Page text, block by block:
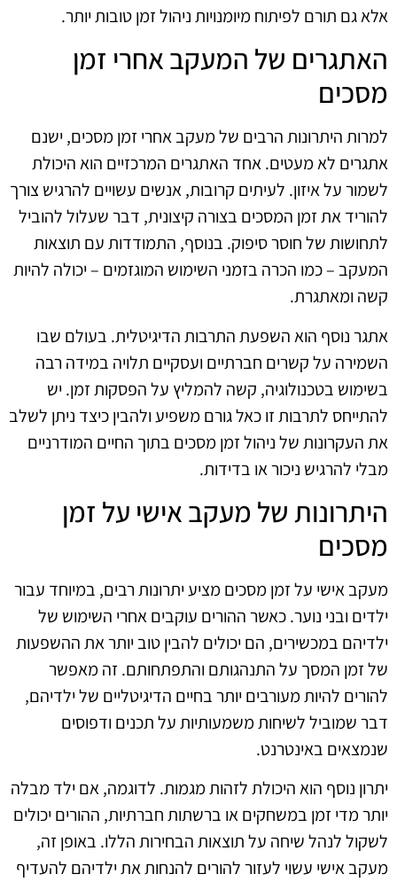
אלא גם תורם לפיתוח מיומנויות ניהול זמן טובות יותר.
האתגרים של המעקב אחרי זמן
מסכים
למרות היתרונות הרבים של מעקב אחרי זמן מסכים, ישנם
אתגרים לא מעטים. אחד האתגרים המרכזיים הוא היכולת
לשמור על איזון. לעיתים קרובות, אנשים עשויים להרגיש צורך
להוריד את זמן המסכים בצורה קיצונית, דבר שעלול להוביל
לתחושות של חוסר סיפוק. בנוסף, התמודדות עם תוצאות
המעקב – כמו הכרה בזמני השימוש המוגזמים – יכולה להיות
קשה ומאתגרת.
אתגר נוסף הוא השפעת התרבות הדיגיטלית. בעולם שבו
השמירה על קשרים חברתיים ועסקיים תלויה במידה רבה
בשימוש בטכנולוגיה, קשה להמליץ על הפסקות זמן. יש
להתייחס לתרבות זו כאל גורם משפיע ולהבין כיצד ניתן לשלב
את העקרונות של ניהול זמן מסכים בתוך החיים המודרניים
מבלי להרגיש ניכור או בדידות.
היתרונות של מעקב אישי על זמן
מסכים
מעקב אישי על זמן מסכים מציע יתרונות רבים, במיוחד עבור
ילדים ובני נוער. כאשר ההורים עוקבים אחרי השימוש של
ילדיהם במכשירים, הם יכולים להבין טוב יותר את ההשפעות
של זמן המסך על התנהגותם והתפתחותם. זה מאפשר
להורים להיות מעורבים יותר בחיים הדיגיטליים של ילדיהם,
דבר שמוביל לשיחות משמעותיות על תכנים ודפוסים
שנמצאים באינטרנט.
יתרון נוסף הוא היכולת לזהות מגמות. לדוגמה, אם ילד מבלה
יותר מדי זמן במשחקים או ברשתות חברתיות, ההורים יכולים
לשקול לנהל שיחה על תוצאות הבחירות הללו. באופן זה,
מעקב אישי עשוי לעזור להורים להנחות את ילדיהם להעדיף